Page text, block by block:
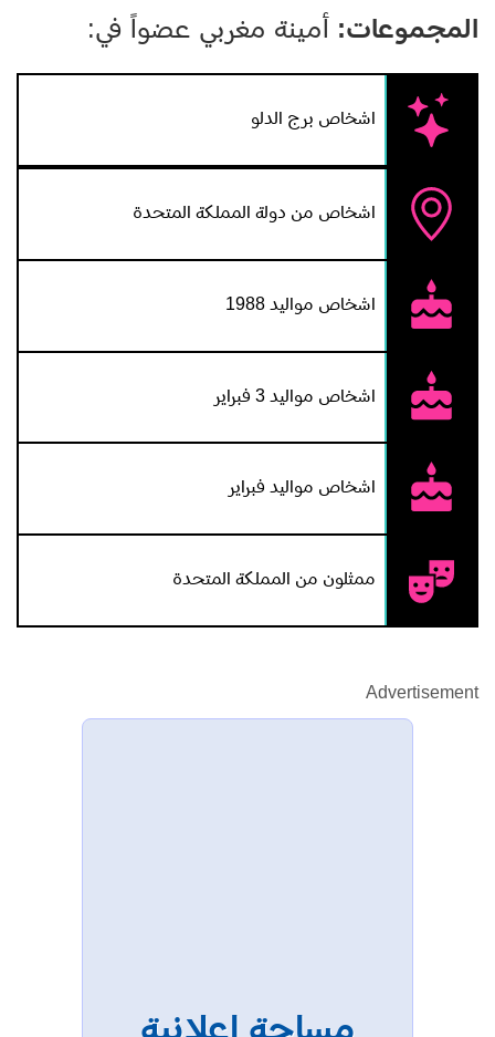
المجموعات: أمينة مغربي عضواً في:
اشخاص برج الدلو
اشخاص من دولة المملكة المتحدة
اشخاص مواليد 1988
اشخاص مواليد 3 فبراير
اشخاص مواليد فبراير
ممثلون من المملكة المتحدة
Advertisement